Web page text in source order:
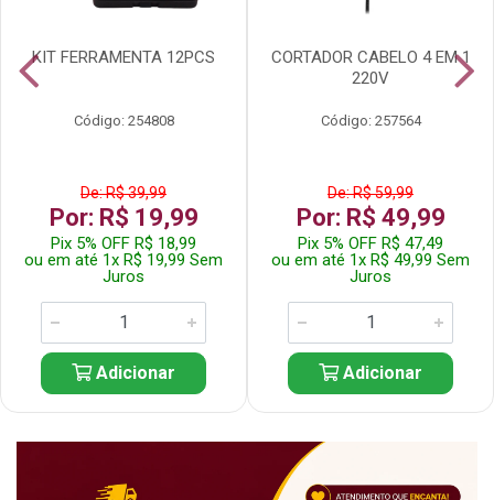
KIT FERRAMENTA 12PCS
Código: 254808
De: R$ 39,99
Por: R$ 19,99
Pix 5% OFF R$ 18,99
ou em até 1x R$ 19,99 Sem
Juros
Adicionar
CORTADOR CABELO 4 EM 1
220V
Código: 257564
De: R$ 59,99
Por: R$ 49,99
Pix 5% OFF R$ 47,49
ou em até 1x R$ 49,99 Sem
Juros
Adicionar